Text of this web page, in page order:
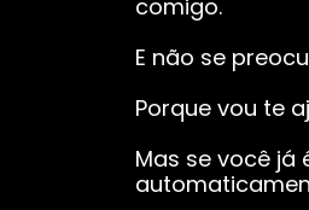
comigo.
E não se
Porque vou te
Mas se você